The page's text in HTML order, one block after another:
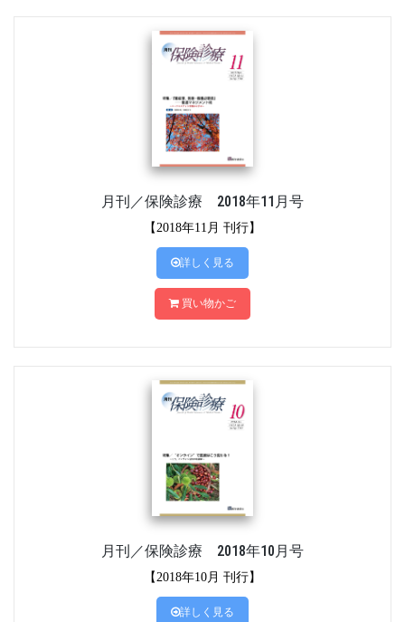
月刊／保険診療 2018年11月号
【2018年11月 刊行】
詳しく見る
買い物かご
月刊／保険診療 2018年10月号
【2018年10月 刊行】
詳しく見る